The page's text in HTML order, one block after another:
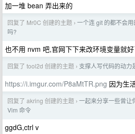
加一堆 bean 弄出来的
回复了 Mr0C 创建的主题 › 一个连 git 的都不会
吗?
也不用 nvm 吧,官网下下来改环境变量就
回复了 tool2d 创建的主题 › 支撑人写代码的动力
https://i.imgur.com/P8aMtTR.png 因为生
回复了 akring 创建的主题 › 一起来分享一些曾让
Vim 命令
ggdG,ctrl v